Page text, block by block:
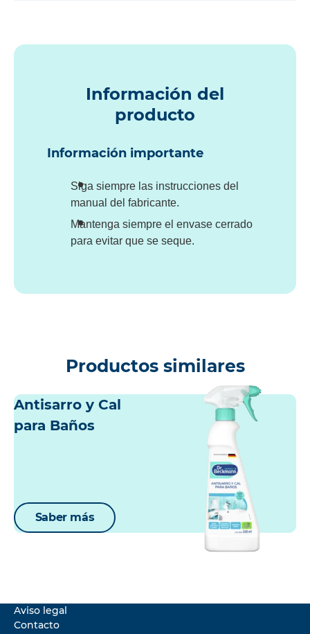
Información del
producto
Información importante
Siga siempre las instrucciones del
manual del fabricante.
Mantenga siempre el envase cerrado
para evitar que se seque.
Productos similares
Antisarro y Cal
para Baños
Saber más
Aviso legal
Contacto